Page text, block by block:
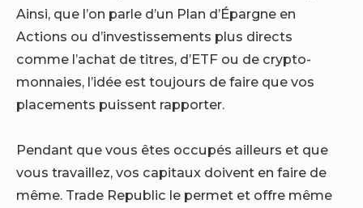
Ainsi, que l’on parle d’un Plan d’Épargne en
Actions ou d’investissements plus directs
comme l’achat de titres, d’ETF ou de crypto-
monnaies, l’idée est toujours de faire que vos
placements puissent rapporter.
Pendant que vous êtes occupés ailleurs et que
vous travaillez, vos capitaux doivent en faire de
même. Trade Republic le permet et offre même